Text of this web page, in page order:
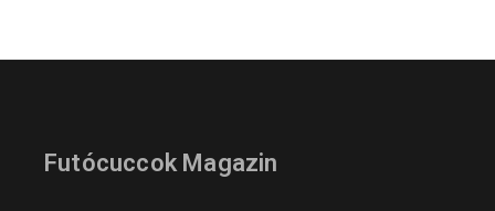
Futócuccok Magazin